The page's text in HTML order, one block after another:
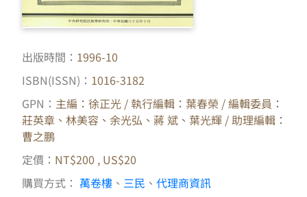
出版時間： 1996-10
ISBN(ISSN)： 1016-3182
GPN： 主編：徐正光 / 執行編輯：葉春榮 / 編輯委員：
莊英章、林美容、余光弘、蔣 斌、葉光輝 / 助理編輯：
曹之鵬
定價： NT$200 , US$20
購買方式： 萬卷樓 、 三民 、 代理商資訊